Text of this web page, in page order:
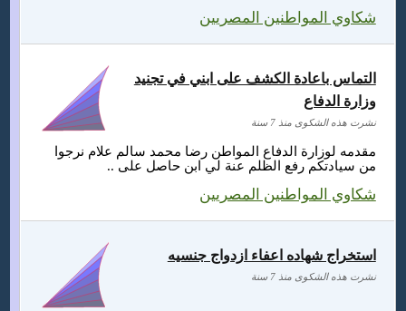
شكاوي المواطنين المصريين
مقدمه لوزارة الدفاع المواطن رضا محمد سالم علام نرجوا
من سيادتكم رفع الظلم عنة لي ابن حاصل على ..
شكاوي المواطنين المصريين
التماس باعادة الكشف على ابني في تجنيد
وزارة الدفاع
نشرت هذه الشكوى منذ 7 سنة
استخراج شهاده اعفاء ازدواج جنسيه
نشرت هذه الشكوى منذ 7 سنة